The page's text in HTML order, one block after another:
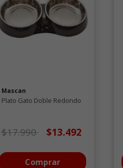
Mascan
Plato Gato Doble Redondo
Precio de oferta desde
$17.990a $13.492
Comprar